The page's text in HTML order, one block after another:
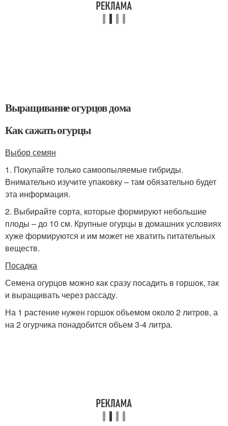
Выращивание огурцов дома
Как сажать огурцы
Выбор семян
1. Покупайте только самоопыляемые гибриды.
Внимательно изучите упаковку – там обязательно будет
эта информация.
2. Выбирайте сорта, которые формируют небольшие
плоды – до 10 см. Крупные огурцы в домашних условиях
хуже формируются и им может не хватить питательных
веществ.
Посадка
Семена огурцов можно как сразу посадить в горшок, так
и выращивать через рассаду.
На 1 растение нужен горшок объемом около 2 литров, а
на 2 огурчика понадобится объем 3-4 литра.